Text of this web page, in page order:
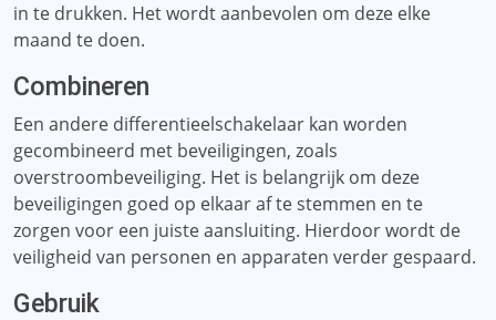
in te drukken. Het wordt aanbevolen om deze elke
maand te doen.
Combineren
Een andere differentieelschakelaar kan worden
gecombineerd met beveiligingen, zoals
overstroombeveiliging. Het is belangrijk om deze
beveiligingen goed op elkaar af te stemmen en te
zorgen voor een juiste aansluiting. Hierdoor wordt de
veiligheid van personen en apparaten verder gespaard.
Gebruik